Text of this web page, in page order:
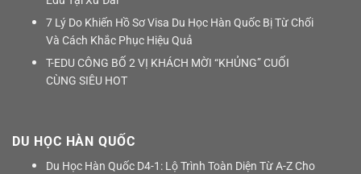
7 Lý Do Khiến Hồ Sơ Visa Du Học Hàn Quốc Bị Từ Chối
Và Cách Khắc Phục Hiệu Quả
T-EDU CÔNG BỐ 2 VỊ KHÁCH MỜI “KHỦNG” CUỐI
CÙNG SIÊU HOT
DU HỌC HÀN QUỐC
Du Học Hàn Quốc D4-1: Lộ Trình Toàn Diện Từ A-Z Cho